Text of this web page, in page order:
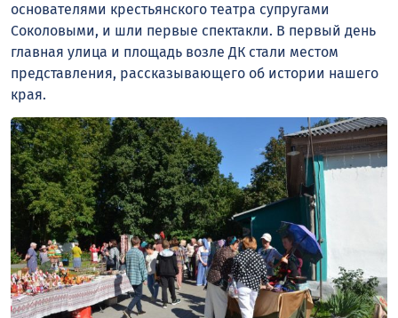
основателями крестьянского театра супругами
Соколовыми, и шли первые спектакли. В первый день
главная улица и площадь возле ДК стали местом
представления, рассказывающего об истории нашего
края.